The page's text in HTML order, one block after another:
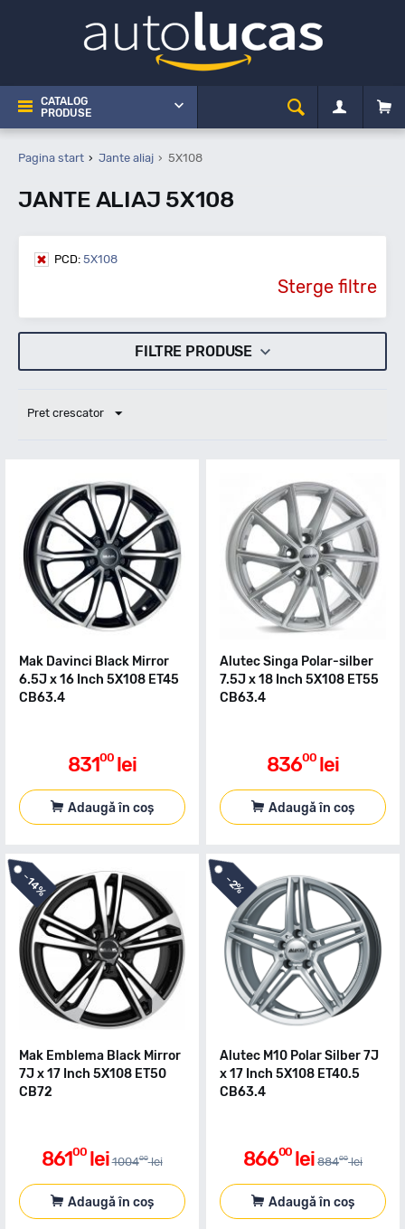
CATALOG
PRODUSE
Pagina start Jante aliaj 5X108
JANTE ALIAJ 5X108
PCD: 5X108
Sterge filtre
FILTRE PRODUSE
Pret crescator
Mak Davinci Black Mirror
6.5J x 16 Inch 5X108 ET45
CB63.4
83100 lei
Adaugă în coș
Alutec Singa Polar-silber
7.5J x 18 Inch 5X108 ET55
CB63.4
83600 lei
Adaugă în coș
-14%
Mak Emblema Black Mirror
7J x 17 Inch 5X108 ET50
CB72
86100 lei 100400 lei
Adaugă în coș
-
2%
Alutec M10 Polar Silber 7J
x 17 Inch 5X108 ET40.5
CB63.4
86600 lei 88400 lei
Adaugă în coș